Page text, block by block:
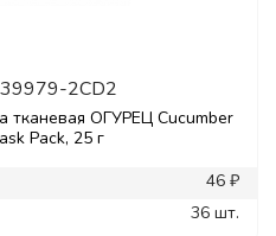
2CD2
тканевая ОГУРЕЦ Cucumber
Pack, 25 г
46 ₽
36 шт.